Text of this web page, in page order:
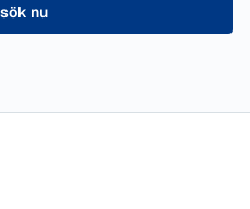
nu